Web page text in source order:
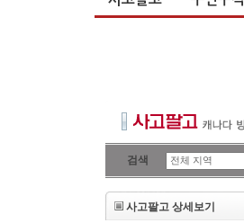
검색
사고팔고 상세보기